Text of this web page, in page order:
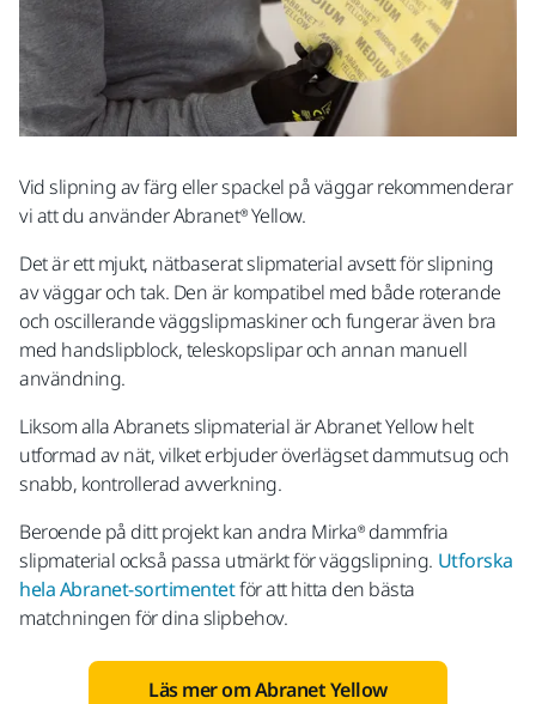
Vid slipning av färg eller spackel på väggar rekommenderar
vi att du använder Abranet® Yellow.
Det är ett mjukt, nätbaserat slipmaterial avsett för slipning
av väggar och tak. Den är kompatibel med både roterande
och oscillerande väggslipmaskiner och fungerar även bra
med handslipblock, teleskopslipar och annan manuell
användning.
Liksom alla Abranets slipmaterial är Abranet Yellow helt
utformad av nät, vilket erbjuder överlägset dammutsug och
snabb, kontrollerad avverkning.
Beroende på ditt projekt kan andra Mirka® dammfria
slipmaterial också passa utmärkt för väggslipning. Utforska
hela Abranet-sortimentetför att hitta den bästa
matchningen för dina slipbehov.
Läs mer om Abranet Yellow